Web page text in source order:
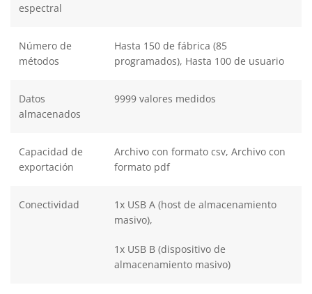
espectral
Número de
métodos
Hasta 150 de fábrica (85
programados), Hasta 100 de usuario
Datos
almacenados
9999 valores medidos
Capacidad de
exportación
Archivo con formato csv, Archivo con
formato pdf
Conectividad
1x USB A (host de almacenamiento
masivo),
1x USB B (dispositivo de
almacenamiento masivo)